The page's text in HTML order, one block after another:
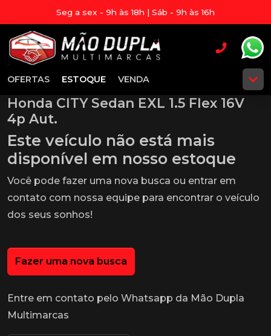
Seg a sex - 9h às 18h | Sáb - 9h às 16h
OFERTAS ESTOQUE VENDA
Honda CITY Sedan EXL 1.5 Flex 16V
4p Aut.
Este veículo não está mais
disponível em nosso estoque
Você pode fazer uma nova busca ou entrar em
contato com nossa equipe para encontrar o veículo
dos seus sonhos!
Fazer uma nova busca
Entre em contato pelo Whatsapp da Mão Dupla
Multimarcas